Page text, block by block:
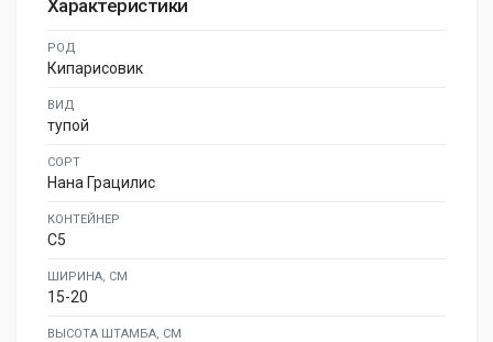
Характеристики
РОД
Кипарисовик
ВИД
тупой
СОРТ
Нана Грацилис
КОНТЕЙНЕР
C5
ШИРИНА, СМ
15-20
ВЫСОТА ШТАМБА, СМ